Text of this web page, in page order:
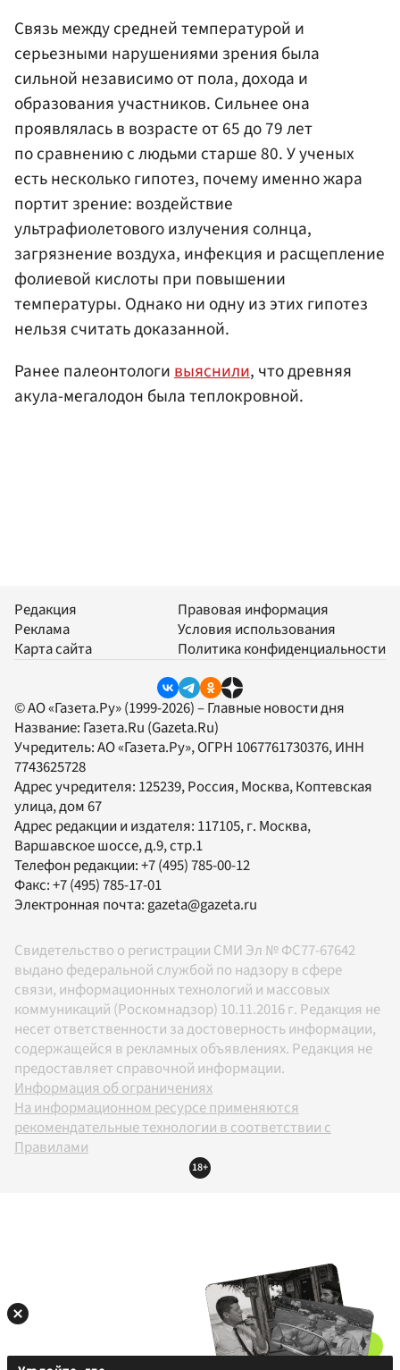
Связь между средней температурой и
серьезными нарушениями зрения была
сильной независимо от пола, дохода и
образования участников. Сильнее она
проявлялась в возрасте от 65 до 79 лет
по сравнению с людьми старше 80. У ученых
есть несколько гипотез, почему именно жара
портит зрение: воздействие
ультрафиолетового излучения солнца,
загрязнение воздуха, инфекция и расщепление
фолиевой кислоты при повышении
температуры. Однако ни одну из этих гипотез
нельзя считать доказанной.
Ранее палеонтологивыяснили, что древняя
акула-мегалодон была теплокровной.
Редакция
Реклама
Карта сайта
Правовая информация
Условия использования
Политика конфиденциальности
© АО «Газета.Ру» (1999-2026) – Главные новости дня
Название: Газета.Ru (Gazeta.Ru)
Учредитель:АО «Газета.Ру», ОГРН 1067761730376, ИНН
7743625728
Адрес учредителя: 125239, Россия, Москва, Коптевская
улица, дом 67
Адрес редакции и издателя: 117105, г. Москва,
Варшавское шоссе, д.9, стр.1
Телефон редакции:+7 (495) 785-00-12
Факс:+7 (495) 785-17-01
Электронная почта:gazeta@gazeta.ru
Свидетельство о регистрации СМИ Эл № ФС77-67642
выдано федеральной службой по надзору в сфере
связи, информационных технологий и массовых
коммуникаций (Роскомнадзор) 10.11.2016 г. Редакция не
несет ответственности за достоверность информации,
содержащейся в рекламных объявлениях. Редакция не
предоставляет справочной информации.
Информация об ограничениях
На информационном ресурсе применяются
рекомендательные технологии в соответствии с
Правилами
18+